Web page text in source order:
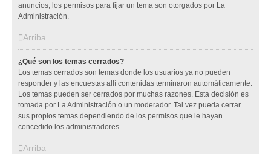
anuncios, los permisos para fijar un tema son otorgados por La
Administración.
Arriba
¿Qué son los temas cerrados?
Los temas cerrados son temas donde los usuarios ya no pueden
responder y las encuestas allí contenidas terminaron automáticamente.
Los temas pueden ser cerrados por muchas razones. Esta decisión es
tomada por La Administración o un moderador. Tal vez pueda cerrar
sus propios temas dependiendo de los permisos que le hayan
concedido los administradores.
Arriba